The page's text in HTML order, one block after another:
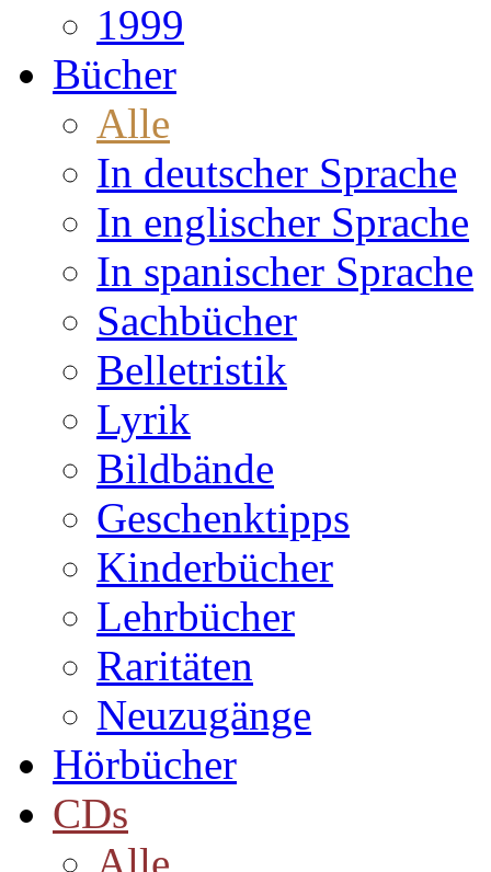
1999
Bücher
Alle
In deutscher Sprache
In englischer Sprache
In spanischer Sprache
Sachbücher
Belletristik
Lyrik
Bildbände
Geschenktipps
Kinderbücher
Lehrbücher
Raritäten
Neuzugänge
Hörbücher
CDs